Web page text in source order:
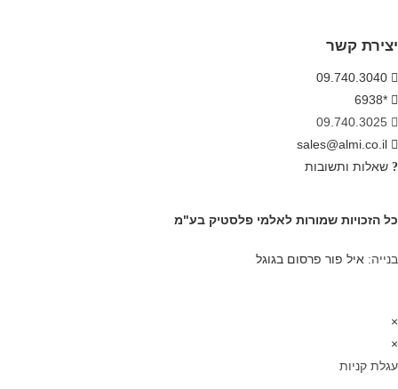
יצירת קשר
09.740.3040
*6938
09.740.3025
sales@almi.co.il
שאלות ותשובות
כל הזכויות שמורות לאלמי פלסטיק בע"מ
בנייה: איל פור פרסום בגוגל
×
×
עגלת קניות